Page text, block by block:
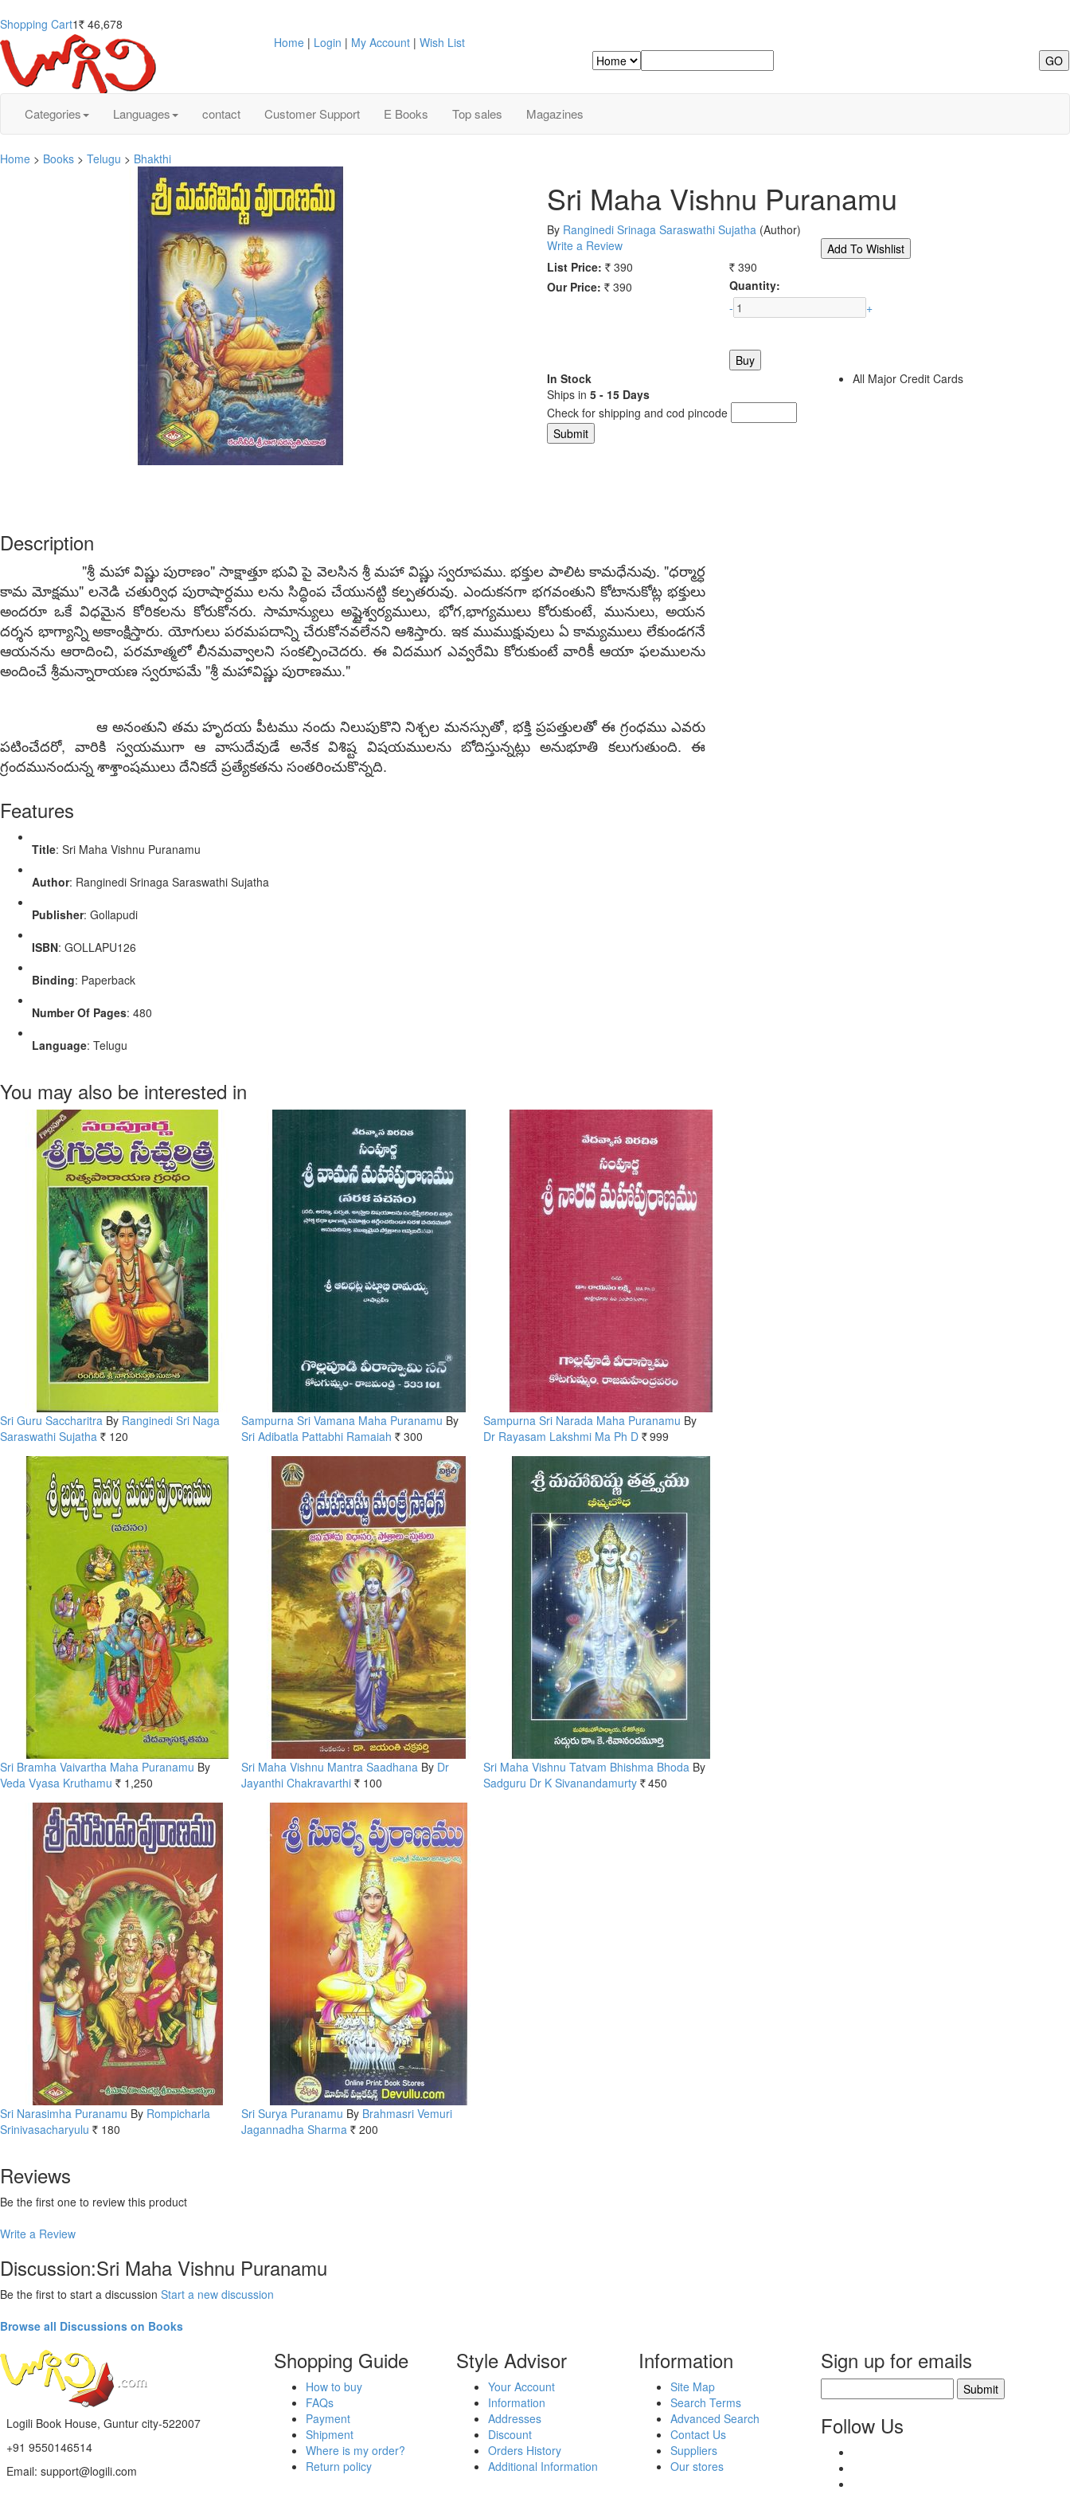
Shopping Cart1 Rs.
46,678
Home| Login | My Account| Wish List
Categories Languages contact Customer Support E Books Top sales Magazines
Home > Books > Telugu > Bhakthi
Sri Maha Vishnu Puranamu
By Ranginedi Srinaga Saraswathi Sujatha (Author)
Write a Review
List Price:
Rs.
390
Our Price:
Rs. 390
Rs.
390
Quantity:
-
+
In Stock
Ships in 5 - 15 Days
All Major Credit Cards
Check for shipping and cod pincode
Description
"శ్రీ మహా విష్ణు పురాణం" సాక్షాత్తూ భువి పై వెలసిన శ్రీ మహా విష్ణు స్వరూపము. భక్తుల పాలిట కామధేనువు. "ధర్మార్ధ
కామ మోక్షము" లనెడి చతుర్విధ పురాషార్దము లను సిద్ధింప చేయునట్టి కల్పతరువు. ఎందుకనగా భగవంతుని కోటానుకోట్ల భక్తులు
అందరూ ఒకే విధమైన కోరికలను కోరుకోనరు. సామాన్యులు అష్టైశ్వర్యములు, భోగ,భాగ్యములు కోరుకుంటే, మునులు, అయన
దర్శన భాగ్యాన్ని అకాంక్షిస్తారు. యోగులు పరమపదాన్ని చేరుకోనవలేనని ఆశిస్తారు. ఇక ముముక్షువులు ఏ కామ్యములు లేకుండగనే
ఆయనను ఆరాదించి, పరమాత్మలో లీనమవ్వాలని సంకల్పించెదరు. ఈ విదముగ ఎవ్వరేమి కోరుకుంటే వారికీ ఆయా ఫలములను
అందించే శ్రీమన్నారాయణ స్వరూపమే "శ్రీ మహావిష్ణు పురాణము."
ఆ అనంతుని తమ హృదయ పీటము నందు నిలుపుకొని నిశ్చల మనస్సుతో, భక్తి ప్రపత్తులతో ఈ గ్రంధము ఎవరు
పటించేదరో, వారికి స్వయముగా ఆ వాసుదేవుడే అనేక విశిష్ట విషయములను బోదిస్తున్నట్లు అనుభూతి కలుగుతుంది. ఈ
గ్రందమునందున్న శాశ్తాంషములు దేనికదే ప్రత్యేకతను సంతరించుకొన్నది.
Features
Title: Sri Maha Vishnu Puranamu
Author: Ranginedi Srinaga Saraswathi Sujatha
Publisher: Gollapudi
ISBN: GOLLAPU126
Binding: Paperback
Number Of Pages: 480
Language: Telugu
You may also be interested in
Sri Guru Saccharitra By Ranginedi Sri Naga
Saraswathi Sujatha Rs. 120
Sampurna Sri Vamana Maha Puranamu By
Sri Adibatla Pattabhi Ramaiah
Rs. 300
Sampurna Sri Narada Maha Puranamu By
Dr Rayasam Lakshmi Ma Ph D
Rs. 999
Sri Bramha Vaivartha Maha Puranamu By
Veda Vyasa Kruthamu
Rs. 1,250
Sri Maha Vishnu Mantra Saadhana By Dr
Jayanthi Chakravarthi
Rs. 100
Sri Maha Vishnu Tatvam Bhishma Bhoda By
Sadguru Dr K Sivanandamurty
Rs. 450
Sri Narasimha Puranamu By Rompicharla
Srinivasacharyulu
Rs. 180
Sri Surya Puranamu By Brahmasri Vemuri
Jagannadha Sharma
Rs. 200
Reviews
Be the first one to review this product
Write a Review
Discussion:Sri Maha Vishnu Puranamu
Be the first to start a discussion Start a new discussion
Browse all Discussions on Books
Logili Book House, Guntur city-522007
+91 9550146514
Email: support@logili.com
Shopping Guide
How to buy
FAQs
Payment
Shipment
Where is my order?
Return policy
Style Advisor
Your Account
Information
Addresses
Discount
Orders History
Additional Information
Information
Site Map
Search Terms
Advanced Search
Contact Us
Suppliers
Our stores
Sign up for emails
Submit
Follow Us